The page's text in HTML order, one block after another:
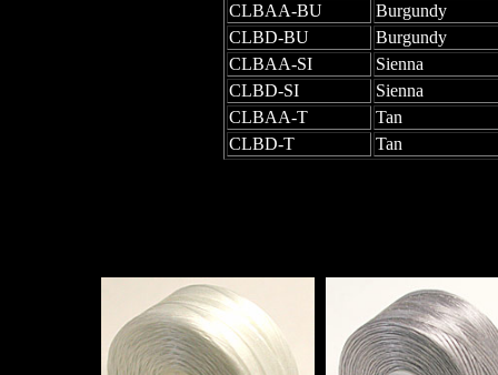
CLBAA-BU
Burgundy
CLBD-BU
Burgundy
CLBAA-SI
Sienna
CLBD-SI
Sienna
CLBAA-T
Tan
CLBD-T
Tan